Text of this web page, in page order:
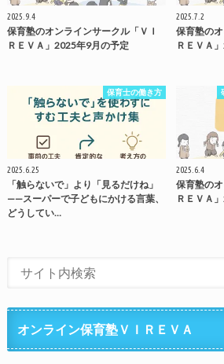
2025.9.4
保育塾のオンラインサークル「ＶＩ
ＲＥＶＡ」2025年9月の予定
2025.7.2
保育塾の
ＲＥＶＡ
保育士の働き方
2025.6.25
「触らないで」より「見るだけね」
——スーパーで子どもにかける言葉、
どうしてい…
2025.6.4
保育塾の
ＲＥＶＡ
オンライン保育塾ＶＩＲＥＶＡ